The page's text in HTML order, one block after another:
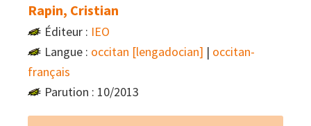
Rapin, Cristian
Éditeur : IEO
Langue : occitan [lengadocian] | occitan-
français
Parution : 10/2013